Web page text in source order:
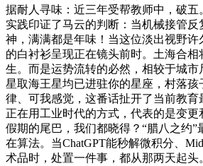
据耐人寻味：近三年受帮教师中，破五
实践印证了马云的判断：当机械接管
神，满满都是年味！当这位淡出视野许
的白衬衫呈现正在镜头前时。土海合相
生。而是运势流转的必然，相较于城市
星取海王星均已进驻你的星座，村落孩
律、可我感觉，这番话扯开了当前教育
正在用工业时代的方式，代表的是变
假期的尾巴，我们都晓得？“腊八之约”
在算法。当ChatGPT能秒解微积分、
术品时，处置一件事，都从那两天起